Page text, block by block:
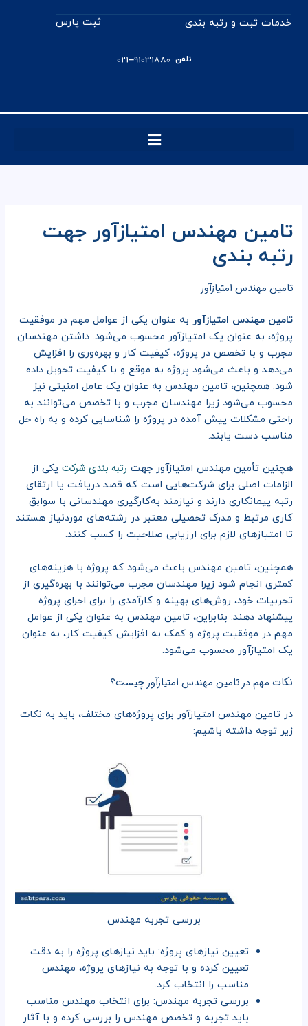
خدمات ثبت و رتبه بندی ثبت پارس
تلفن : 91031880-021
تامین مهندس امتیازآور جهت
رتبه بندی
تامین مهندس امتیازآور
تامین مهندس امتیازآور به عنوان یکی از عوامل مهم در موفقیت
پروژه، به عنوان یک امتیازآور محسوب می‌شود. داشتن مهندسان
مجرب و با تخصص در پروژه، کیفیت کار و بهره‌وری را افزایش
می‌دهد و باعث می‌شود پروژه به موقع و با کیفیت تحویل داده
شود. همچنین، تامین مهندس به عنوان یک عامل امنیتی نیز
محسوب می‌شود زیرا مهندسان مجرب و با تخصص می‌توانند به
راحتی مشکلات پیش آمده در پروژه را شناسایی کرده و به راه حل
مناسب دست یابند.
هچنین تأمین مهندس امتیازآور جهت رتبه‌ بندی شرکت یکی از
الزامات اصلی برای شرکت‌هایی است که قصد دریافت یا ارتقای
رتبه پیمانکاری دارند و نیازمند به‌کارگیری مهندسانی با سوابق
کاری مرتبط و مدرک تحصیلی معتبر در رشته‌های موردنیاز هستند
تا امتیازهای لازم برای ارزیابی صلاحیت را کسب کنند.
همچنین، تامین مهندس باعث می‌شود که پروژه با هزینه‌های
کمتری انجام شود زیرا مهندسان مجرب می‌توانند با بهره‌گیری از
تجربیات خود، روش‌های بهینه و کارآمدی را برای اجرای پروژه
پیشنهاد دهند. بنابراین، تامین مهندس به عنوان یکی از عوامل
مهم در موفقیت پروژه و کمک به افزایش کیفیت کار، به عنوان
یک امتیازآور محسوب می‌شود.
نکات مهم در تامین مهندس امتیازآور چیست؟
در تامین مهندس امتیازآور برای پروژه‌های مختلف، باید به نکات
زیر توجه داشته باشیم:
بررسی تجربه مهندس
تعیین نیازهای پروژه: باید نیازهای پروژه را به دقت
تعیین کرده و با توجه به نیازهای پروژه، مهندس
مناسب را انتخاب کرد.
بررسی تجربه مهندس: برای انتخاب مهندس مناسب
باید تجربه و تخصص مهندس را بررسی کرده و با آثار